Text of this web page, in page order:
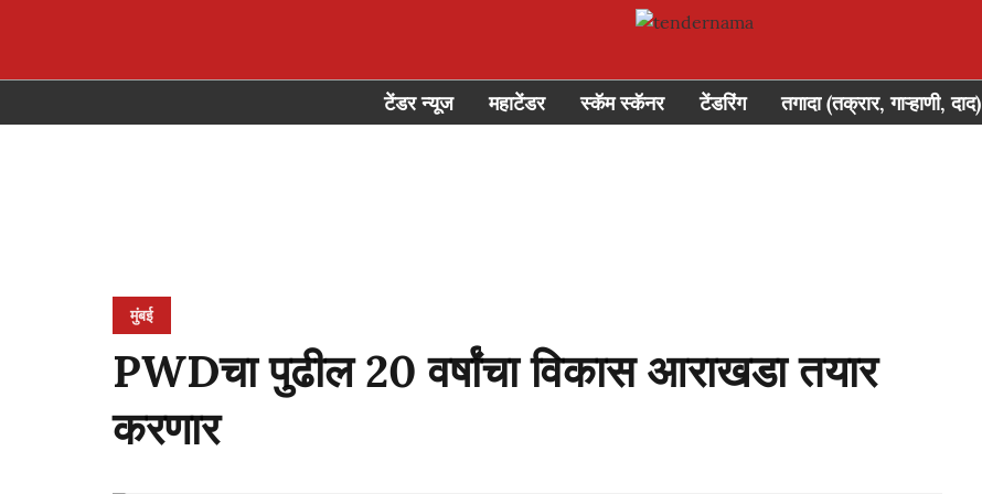
टेंडर न्यूज महाटेंडर स्कॅम स्कॅनर टेंडरिंग तगादा (तक्रार, गाऱ्हाणी, दाद)
मुंबई
PWDचा पुढील 20 वर्षांचा विकास आराखडा तयार
करणार